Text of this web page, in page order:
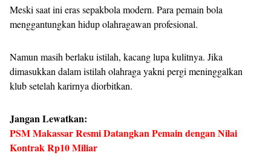
Meski saat ini eras sepakbola modern. Para pemain bola
menggantungkan hidup olahragawan profesional.
Namun masih berlaku istilah, kacang lupa kulitnya. Jika
dimasukkan dalam istilah olahraga yakni pergi meninggalkan
klub setelah karirnya diorbitkan.
Jangan Lewatkan:
PSM Makassar Resmi Datangkan Pemain dengan Nilai
Kontrak Rp10 Miliar